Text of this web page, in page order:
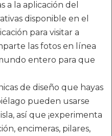
a la aplicación del
disponible en el
para visitar a
las fotos en línea
entero para que
de diseño que hayas
pueden usarse
así que ¡experimenta
encimeras, pilares,